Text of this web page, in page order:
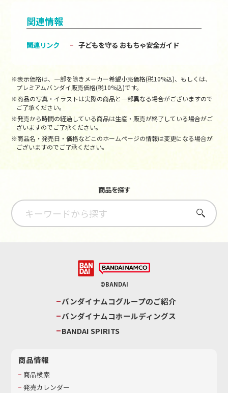
関連情報
関連リンク 子どもを守る おもちゃ安全ガイド
※表示価格は、一部を除きメーカー希望小売価格(税10%込)、もしくは、
プレミアムバンダイ販売価格(税10%込)です。
※商品の写真・イラストは実際の商品と一部異なる場合がございますので
ご了承ください。
※発売から時間の経過している商品は生産・販売が終了している場合がご
ざいますのでご了承ください。
※商品名・発売日・価格などこのホームページの情報は変更になる場合が
ございますのでご了承ください。
商品を探す
さがす
©BANDAI
バンダイナムコグループのご紹介
バンダイナムコホールディングス
BANDAI SPIRITS
商品情報
商品検索
発売カレンダー